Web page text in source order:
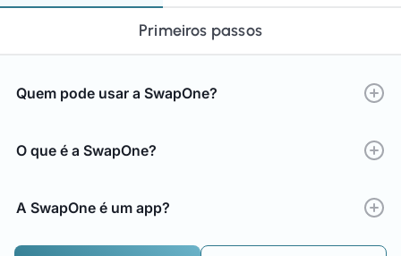
Primeiros passos
Quem pode usar a SwapOne?
O que é a SwapOne?
A SwapOne é um app?